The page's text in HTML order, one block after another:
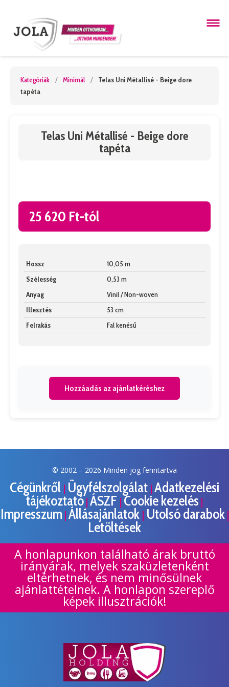
Kategóriák / Minimál /
Telas Uni Métallisé - Beige dore
tapéta
Telas Uni Métallisé - Beige dore
tapéta
25 620 Ft-tól
Hossz
10,05 m
Szélesség
0,53 m
Anyag
Vinil / Non-woven
Illesztés
53 cm
Felrakás
Fal kenésű
Hozzáadás az ajánlatkéréshez
© 2002 – 2026 Minden jog fenntartva
Cégünkről | Ügyfélszolgálat | Adatkezelési
tájékoztató | ÁSZF | Cookie kezelés |
Impresszum| Állásajánlatok | Utolsó darabok|
Letöltések
A honlapunkon található árak bruttó
irányárak, melyek szaküzletenként
eltérhetnek, és nem minősülnek
ajánlattételnek. A honlapon szereplő
képek illusztrációk!